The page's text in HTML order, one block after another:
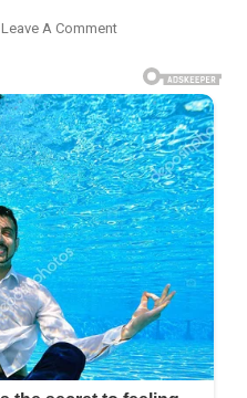
Leave A CommentOn
વર્ષની
ઉંમરે
પણ
રેખા
પોતાની
માંગ
સિંદૂરથી
કેમ
ભરે
છે?
અભિનેત્રીએ
પોતે
જ